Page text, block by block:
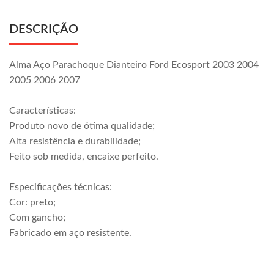
DESCRIÇÃO
Alma Aço Parachoque Dianteiro Ford Ecosport 2003 2004
2005 2006 2007
Características:
Produto novo de ótima qualidade;
Alta resistência e durabilidade;
Feito sob medida, encaixe perfeito.
Especificações técnicas:
Cor: preto;
Com gancho;
Fabricado em aço resistente.